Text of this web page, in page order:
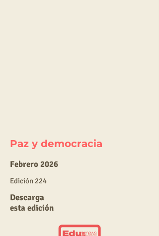
Paz y democracia
Febrero 2026
Edición 224
Descarga
esta edición